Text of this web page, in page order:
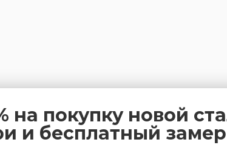
на покупку новой
и бесплатный замер